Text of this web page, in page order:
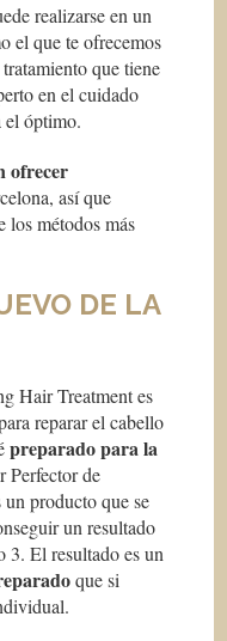
realizarse en un
el que te ofrecemos
que tiene
en el cuidado
el óptimo.
ofrecer
así que
los métodos más
DE LA
Hair Treatmentes
reparar el cabello
preparado para la
Perfector de
producto que se
un resultado
3. El resultado es un
que si